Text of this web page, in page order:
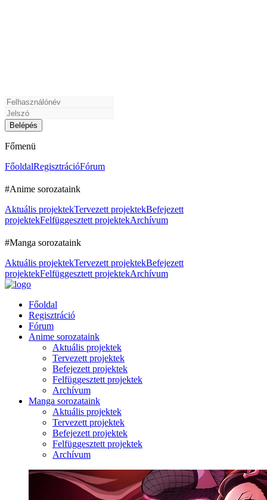
Főmenü
FőoldalRegisztrációFórum
#Anime sorozataink
Aktuális projektekTervezett projektekBefejezett
projektekFelfüggesztett projektekArchívum
#Manga sorozataink
Aktuális projektekTervezett projektekBefejezett
projektekFelfüggesztett projektekArchívum
Főoldal
Regisztráció
Fórum
Anime sorozataink
Aktuális projektek
Tervezett projektek
Befejezett projektek
Felfüggesztett projektek
Archívum
Manga sorozataink
Aktuális projektek
Tervezett projektek
Befejezett projektek
Felfüggesztett projektek
Archívum